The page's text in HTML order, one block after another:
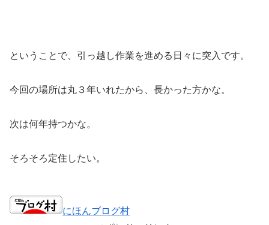
ということで、引っ越し作業を進める日々に突入です。
今回の場所は丸３年いれたから、長かった方かな。
次は何年持つかな。
そろそろ定住したい。
にほんブログ村